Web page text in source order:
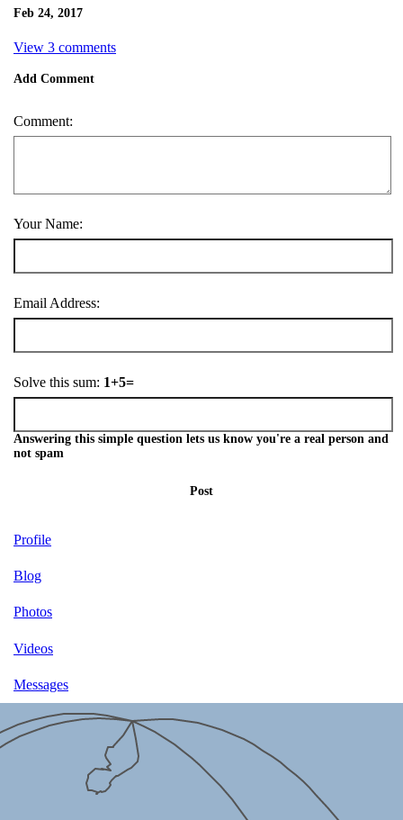
Feb 24, 2017
View 3 comments
Add Comment
Comment:
Your Name:
Email Address:
Solve this sum: 1+5=
Answering this simple question lets us know you're a real person and
not spam
Post
Profile
Blog
Photos
Videos
Messages